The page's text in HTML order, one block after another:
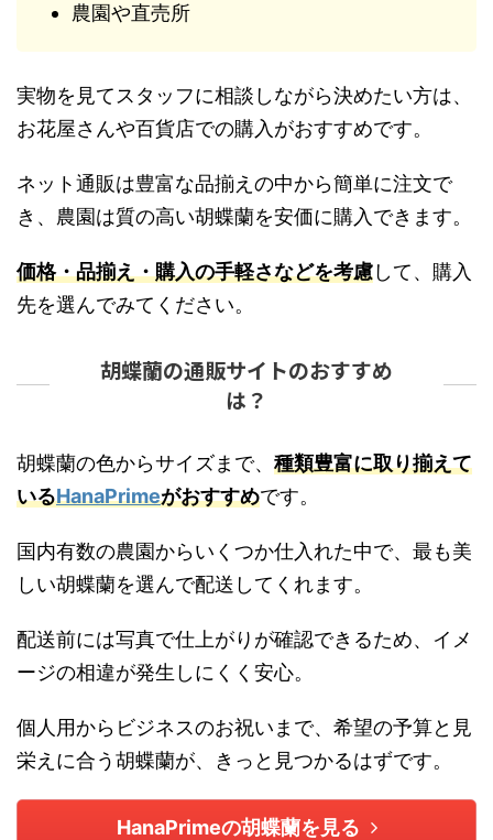
農園や直売所
実物を見てスタッフに相談しながら決めたい方は、
お花屋さんや百貨店での購入がおすすめです。
ネット通販は豊富な品揃えの中から簡単に注文で
き、農園は質の高い胡蝶蘭を安価に購入できます。
価格・品揃え・購入の手軽さなどを考慮して、購入
先を選んでみてください。
胡蝶蘭の通販サイトのおすすめ
は？
胡蝶蘭の色からサイズまで、 種類豊富に取り揃えて
いるHanaPrimeがおすすめです。
国内有数の農園からいくつか仕入れた中で、最も美
しい胡蝶蘭を選んで配送してくれます。
配送前には写真で仕上がりが確認できるため、イメ
ージの相違が発生しにくく安心。
個人用からビジネスのお祝いまで、希望の予算と見
栄えに合う胡蝶蘭が、きっと見つかるはずです。
HanaPrimeの胡蝶蘭を見る